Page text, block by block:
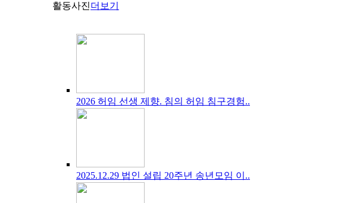
활동사진더보기
2026 허임 선생 제향. 침의 허임 침구경험..
2025.12.29 법인 설립 20주년 송년모임 이..